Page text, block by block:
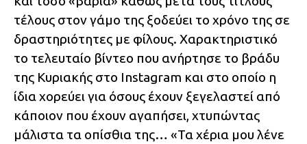
τέλους στον γάμο της ξοδεύει το χρόνο της σε
δραστηριότητες με φίλους. Χαρακτηριστικό
το τελευταίο βίντεο που ανήρτησε το βράδυ
της Κυριακής στο Instagram και στο οποίο η
ίδια χορεύει για όσους έχουν ξεγελαστεί από
κάποιον που έχουν αγαπήσει, χτυπώντας
μάλιστα τα οπίσθια της… «Τα χέρια μου λένε